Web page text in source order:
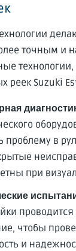
точным и
реек Suzuki
проблему в
при
чтобы
и